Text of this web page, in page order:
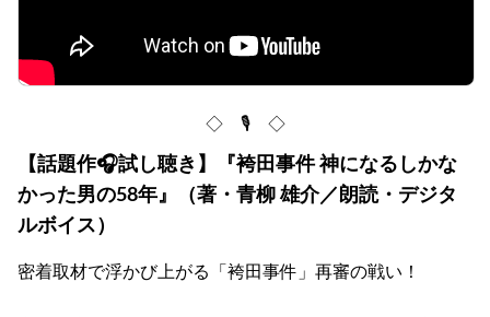
◇ 🎙 ◇
【話題作🎧試し聴き】『袴田事件 神になるしかな
かった男の58年』（著・青柳 雄介／朗読・デジタ
ルボイス）
密着取材で浮かび上がる「袴田事件」再審の戦い！